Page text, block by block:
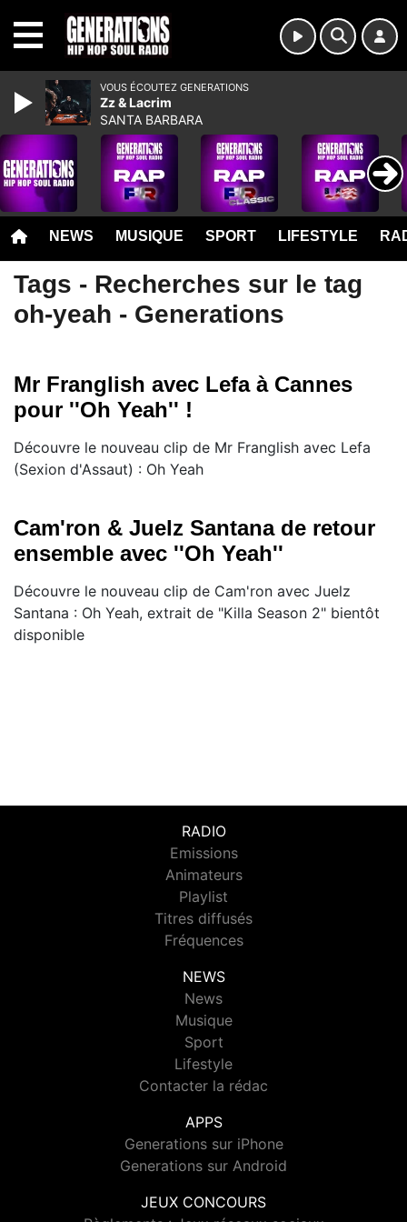
NEWS MUSIQUE SPORT LIFESTYLE
Tags - Recherches sur le tag
oh-yeah - Generations
Mr Franglish avec Lefa à Cannes
pour ''Oh Yeah'' !
Découvre le nouveau clip de Mr Franglish avec Lefa
(Sexion d'Assaut) : Oh Yeah
Cam'ron & Juelz Santana de retour
ensemble avec ''Oh Yeah''
Découvre le nouveau clip de Cam'ron avec Juelz
Santana : Oh Yeah, extrait de "Killa Season 2" bientôt
disponible
RADIO
Emissions
Animateurs
Playlist
Titres diffusés
Fréquences
NEWS
News
Musique
Sport
Lifestyle
Contacter la rédac
APPS
Generations sur iPhone
Generations sur Android
JEUX CONCOURS
VOUS ÉCOUTEZ GENERATIONS
Zz & Lacrim
SANTA BARBARA